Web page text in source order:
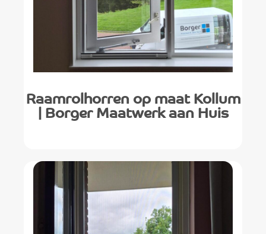
Raamrolhorren op maat Kollum
| Borger Maatwerk aan Huis